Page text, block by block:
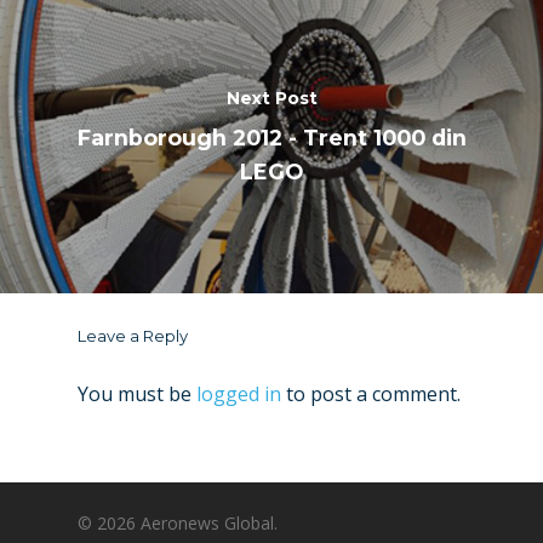
Next Post
Farnborough 2012 - Trent 1000 din
LEGO
Leave a Reply
You must be logged in to post a comment.
© 2026 Aeronews Global.